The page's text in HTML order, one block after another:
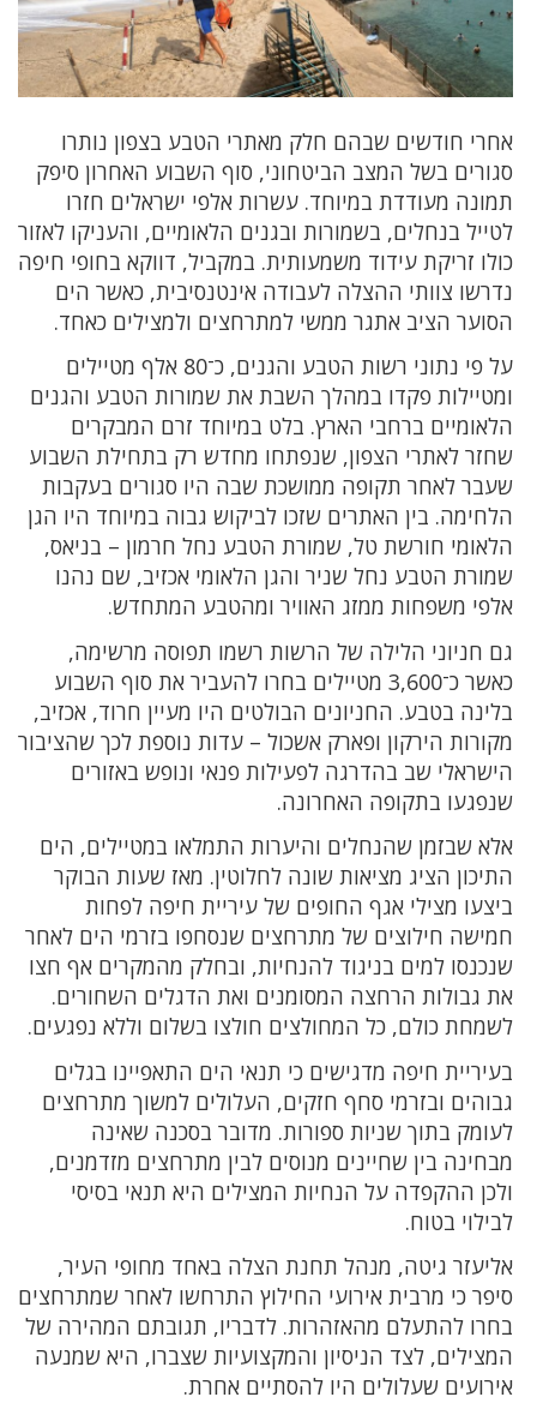
אחרי חודשים שבהם חלק מאתרי הטבע בצפון נותרו
סגורים בשל המצב הביטחוני, סוף השבוע האחרון סיפק
תמונה מעודדת במיוחד. עשרות אלפי ישראלים חזרו
לטייל בנחלים, בשמורות ובגנים הלאומיים, והעניקו לאזור
כולו זריקת עידוד משמעותית. במקביל, דווקא בחופי חיפה
נדרשו צוותי ההצלה לעבודה אינטנסיבית, כאשר הים
הסוער הציב אתגר ממשי למתרחצים ולמצילים כאחד.
על פי נתוני רשות הטבע והגנים, כ־80 אלף מטיילים
ומטיילות פקדו במהלך השבת את שמורות הטבע והגנים
הלאומיים ברחבי הארץ. בלט במיוחד זרם המבקרים
שחזר לאתרי הצפון, שנפתחו מחדש רק בתחילת השבוע
שעבר לאחר תקופה ממושכת שבה היו סגורים בעקבות
הלחימה. בין האתרים שזכו לביקוש גבוה במיוחד היו הגן
הלאומי חורשת טל, שמורת הטבע נחל חרמון – בניאס,
שמורת הטבע נחל שניר והגן הלאומי אכזיב, שם נהנו
אלפי משפחות ממזג האוויר ומהטבע המתחדש.
גם חניוני הלילה של הרשות רשמו תפוסה מרשימה,
כאשר כ־3,600 מטיילים בחרו להעביר את סוף השבוע
בלינה בטבע. החניונים הבולטים היו מעיין חרוד, אכזיב,
מקורות הירקון ופארק אשכול – עדות נוספת לכך שהציבור
הישראלי שב בהדרגה לפעילות פנאי ונופש באזורים
שנפגעו בתקופה האחרונה.
אלא שבזמן שהנחלים והיערות התמלאו במטיילים, הים
התיכון הציג מציאות שונה לחלוטין. מאז שעות הבוקר
ביצעו מצילי אגף החופים של עיריית חיפה לפחות
חמישה חילוצים של מתרחצים שנסחפו בזרמי הים לאחר
שנכנסו למים בניגוד להנחיות, ובחלק מהמקרים אף חצו
את גבולות הרחצה המסומנים ואת הדגלים השחורים.
לשמחת כולם, כל המחולצים חולצו בשלום וללא נפגעים.
בעיריית חיפה מדגישים כי תנאי הים התאפיינו בגלים
גבוהים ובזרמי סחף חזקים, העלולים למשוך מתרחצים
לעומק בתוך שניות ספורות. מדובר בסכנה שאינה
מבחינה בין שחיינים מנוסים לבין מתרחצים מזדמנים,
ולכן ההקפדה על הנחיות המצילים היא תנאי בסיסי
לבילוי בטוח.
אליעזר גיטה, מנהל תחנת הצלה באחד מחופי העיר,
סיפר כי מרבית אירועי החילוץ התרחשו לאחר שמתרחצים
בחרו להתעלם מהאזהרות. לדבריו, תגובתם המהירה של
המצילים, לצד הניסיון והמקצועיות שצברו, היא שמנעה
אירועים שעלולים היו להסתיים אחרת.